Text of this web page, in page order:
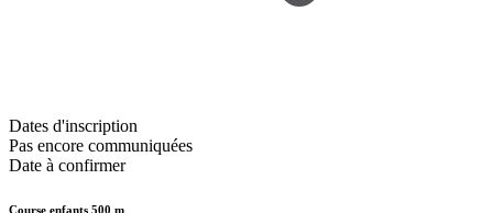
Dates d'inscription
Pas encore communiquées
Date à confirmer
Course enfants 500 m